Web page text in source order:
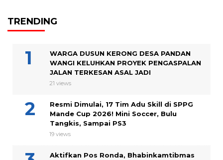
TRENDING
WARGA DUSUN KERONG DESA PANDAN
WANGI KELUHKAN PROYEK PENGASPALAN
JALAN TERKESAN ASAL JADI
21 views
Resmi Dimulai, 17 Tim Adu Skill di SPPG
Mande Cup 2026! Mini Soccer, Bulu
Tangkis, Sampai PS3
19 views
Aktifkan Pos Ronda, Bhabinkamtibmas